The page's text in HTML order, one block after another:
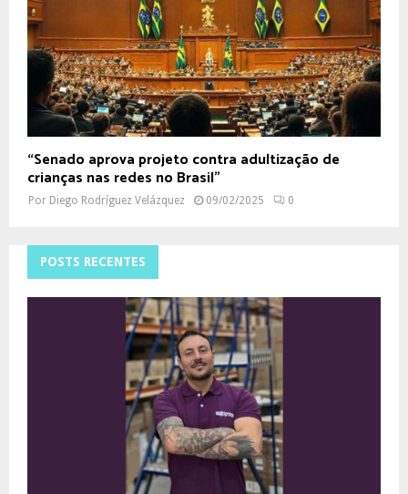
“Senado aprova projeto contra adultização de
crianças nas redes no Brasil”
Por Diego Rodríguez Velázquez 09/02/2025 0
POSTS RECENTES